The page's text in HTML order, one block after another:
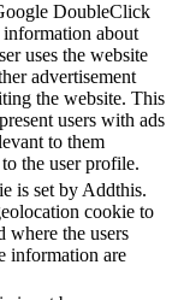
DoubleClick
information about
uses the website
advertisement
the website. This
users with ads
to them
the user profile.
is set by Addthis.
cookie to
where the users
information are